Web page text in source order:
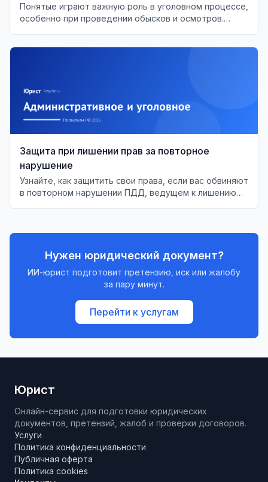
Понятые играют важную роль в уголовном процессе,
особенно при проведении обысков и осмотров.
Защита при лишении прав за повторное
нарушение
Узнайте, как защитить свои права, если вас обвиняют
в повторном нарушении ПДД, ведущем к лишению
Нужен юридический документ?
ИИ-юрист подготовит претензию, иск или жалобу
за пару минут.
Перейти к услугам
Юрист
Онлайн-сервис для подготовки юридических
документов, претензий, жалоб и проверки договоров.
Услуги
Политика конфиденциальности
Публичная оферта
Политика cookies